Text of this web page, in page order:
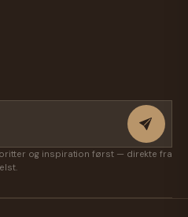
og inspiration først — direkte fra